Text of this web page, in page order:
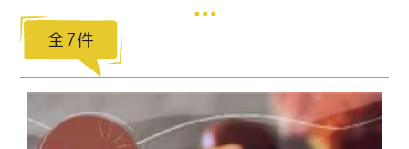
商品一覧
とろ生ガトーショコラ
とろ生チーズケーキ
7